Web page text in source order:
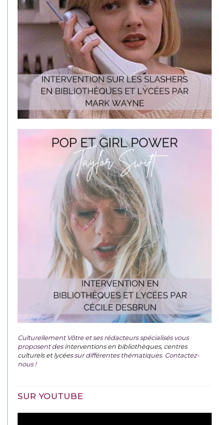
Culturellement Vôtre et ses rédacteurs spécialisés vous
proposent desinterventions en bibliothèques, centres
culturels et lycéessur différentes thématiques. Contactez-
nous !
SUR YOUTUBE